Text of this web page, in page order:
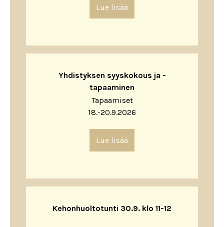
Lue lisää
Yhdistyksen syyskokous ja -
tapaaminen
Tapaamiset
18.-20.9.2026
Lue lisää
Kehonhuoltotunti 30.9. klo 11-12